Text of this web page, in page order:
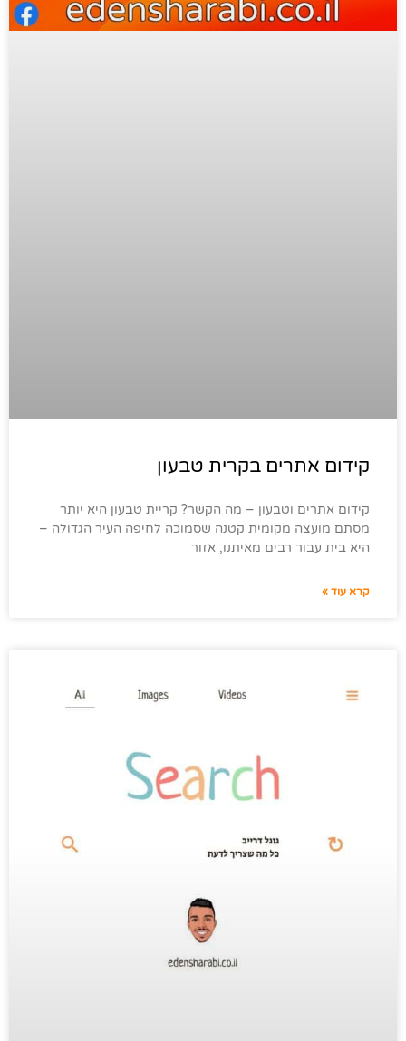
קידום אתרים בקרית טבעון
קידום אתרים וטבעון – מה הקשר? קריית טבעון היא יותר
מסתם מועצה מקומית קטנה שסמוכה לחיפה העיר הגדולה –
היא בית עבור רבים מאיתנו, אזור
קרא עוד »